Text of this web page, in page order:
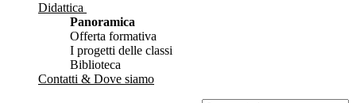
Didattica
Panoramica
Offerta formativa
I progetti delle classi
Biblioteca
Contatti & Dove siamo